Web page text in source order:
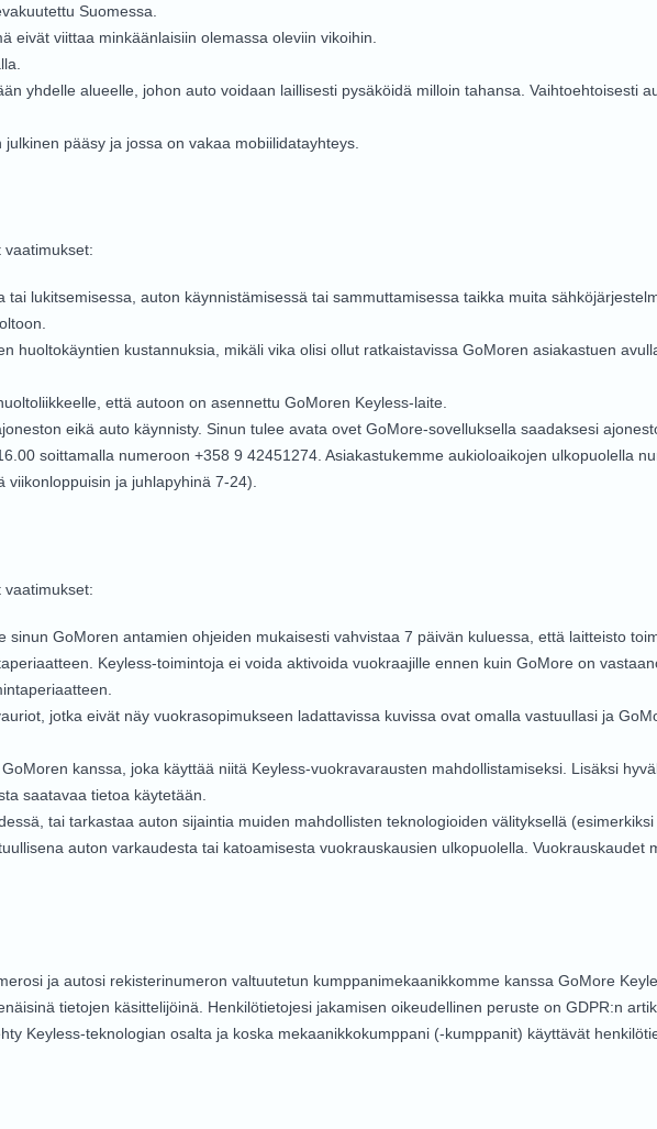
Suomessa.
eivät viittaa minkäänlaisiin olemassa oleviin vikoihin.
yhdelle alueelle, johon auto voidaan laillisesti pysäköidä milloin tahansa. Vaihtoehtoisesti
pääsy ja jossa on vakaa mobiilidatayhteys.
vaatimukset:
lukitsemisessa, auton käynnistämisessä tai sammuttamisessa taikka muita
huoltokäyntien kustannuksia, mikäli vika olisi ollut ratkaistavissa GoMoren asiakastuen
että autoon on asennettu GoMoren Keyless-laite.
eikä auto käynnisty. Sinun tulee avata ovet GoMore-sovelluksella saadaksesi
soittamalla numeroon +358 9 42451274. Asiakastukemme aukioloaikojen ulkopuolella
viikonloppuisin ja juhlapyhinä 7-24).
vaatimukset:
GoMoren antamien ohjeiden mukaisesti vahvistaa 7 päivän kuluessa, että laitteisto
Keyless-toimintoja ei voida aktivoida vuokraajille ennen kuin GoMore on
jotka eivät näy vuokrasopimukseen ladattavissa kuvissa ovat omalla vastuullasi ja
kanssa, joka käyttää niitä Keyless-vuokravarausten mahdollistamiseksi. Lisäksi
saatavaa tietoa käytetään.
tai tarkastaa auton sijaintia muiden mahdollisten teknologioiden välityksellä
auton varkaudesta tai katoamisesta vuokrauskausien ulkopuolella. Vuokrauskaudet
ja autosi rekisterinumeron valtuutetun kumppanimekaanikkomme kanssa GoMore
tietojen käsittelijöinä. Henkilötietojesi jakamisen oikeudellinen peruste on GDPR:n
Keyless-teknologian osalta ja koska mekaanikkokumppani (-kumppanit) käyttävät